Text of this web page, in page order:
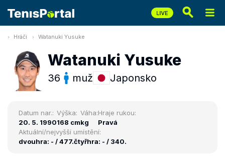
Hráči Watanuki Yusuke
Watanuki Yusuke
36 muž Japonsko
Datum nar.:
20. 5. 1990
Výška:
168 cm
Váha:
kg
Hraje rukou:
Pravá
Aktuální/nejvyšší umístění:
dvouhra: - / 477.čtyřhra: - / 340.